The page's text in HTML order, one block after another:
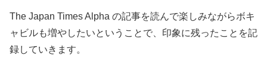
The Japan Times Alpha の記事を読んで楽しみながらボキ
ャビルも増やしたいということで、印象に残ったことを記
録していきます。